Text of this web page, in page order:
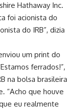
Hathaway Inc.
foi acionista do
do IRB”, dizia
um print do
ferrados!”,
na bolsa brasileira
“Acho que houve
eu realmente